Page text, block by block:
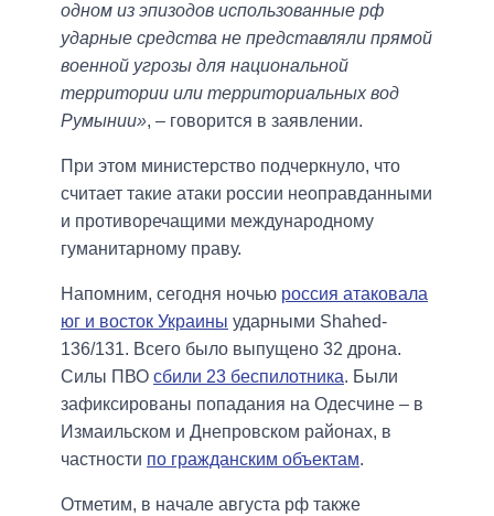
одном из эпизодов использованные рф
ударные средства не представляли прямой
военной угрозы для национальной
территории или территориальных вод
Румынии», – говорится в заявлении.
При этом министерство подчеркнуло, что
считает такие атаки россии неоправданными
и противоречащими международному
гуманитарному праву.
Напомним, сегодня ночью россия атаковала
юг и восток Украины ударными Shahed-
136/131. Всего было выпущено 32 дрона.
Силы ПВО сбили 23 беспилотника. Были
зафиксированы попадания на Одесчине – в
Измаильском и Днепровском районах, в
частности по гражданским объектам.
Отметим, в начале августа рф также